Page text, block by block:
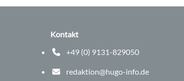
Kontakt
+49 (0) 9131-829050
Telefonnummer: 0 9 1 3 1 8 2 9 0 5 0
redaktion@hugo-info.de
E-Mail Adresse: redaktion@hugo-info.de